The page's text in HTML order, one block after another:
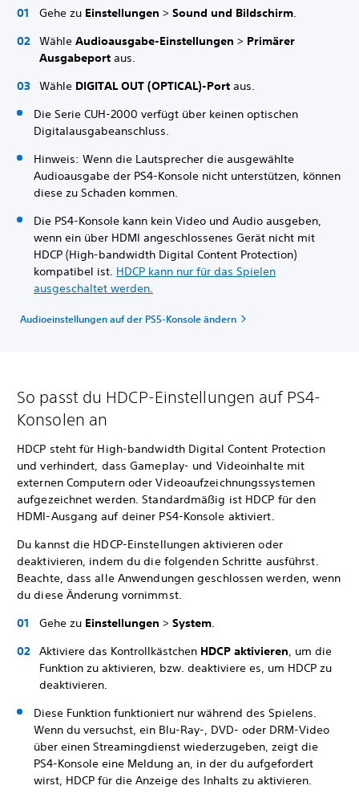
Gehe zu Einstellungen > Sound und Bildschirm.
Wähle Audioausgabe-Einstellungen > Primärer
Ausgabeport aus.
Wähle DIGITAL OUT (OPTICAL)-Port aus.
Die Serie CUH-2000 verfügt über keinen optischen
Digitalausgabeanschluss.
Hinweis: Wenn die Lautsprecher die ausgewählte
Audioausgabe der PS4-Konsole nicht unterstützen, können
diese zu Schaden kommen.
Die PS4-Konsole kann kein Video und Audio ausgeben,
wenn ein über HDMI angeschlossenes Gerät nicht mit
HDCP (High-bandwidth Digital Content Protection)
kompatibel ist. HDCP kann nur für das Spielen
ausgeschaltet werden.
Audioeinstellungen auf der PS5-Konsole ändern
So passt du HDCP-Einstellungen auf PS4-
Konsolen an
HDCP steht für High-bandwidth Digital Content Protection
und verhindert, dass Gameplay- und Videoinhalte mit
externen Computern oder Videoaufzeichnungssystemen
aufgezeichnet werden. Standardmäßig ist HDCP für den
HDMI-Ausgang auf deiner PS4-Konsole aktiviert.
Du kannst die HDCP-Einstellungen aktivieren oder
deaktivieren, indem du die folgenden Schritte ausführst.
Beachte, dass alle Anwendungen geschlossen werden, wenn
du diese Änderung vornimmst.
Gehe zu Einstellungen > System.
Aktiviere das Kontrollkästchen HDCP aktivieren, um die
Funktion zu aktivieren, bzw. deaktiviere es, um HDCP zu
deaktivieren.
Diese Funktion funktioniert nur während des Spielens.
Wenn du versuchst, ein Blu-Ray-, DVD- oder DRM-Video
über einen Streamingdienst wiederzugeben, zeigt die
PS4-Konsole eine Meldung an, in der du aufgefordert
wirst, HDCP für die Anzeige des Inhalts zu aktivieren.